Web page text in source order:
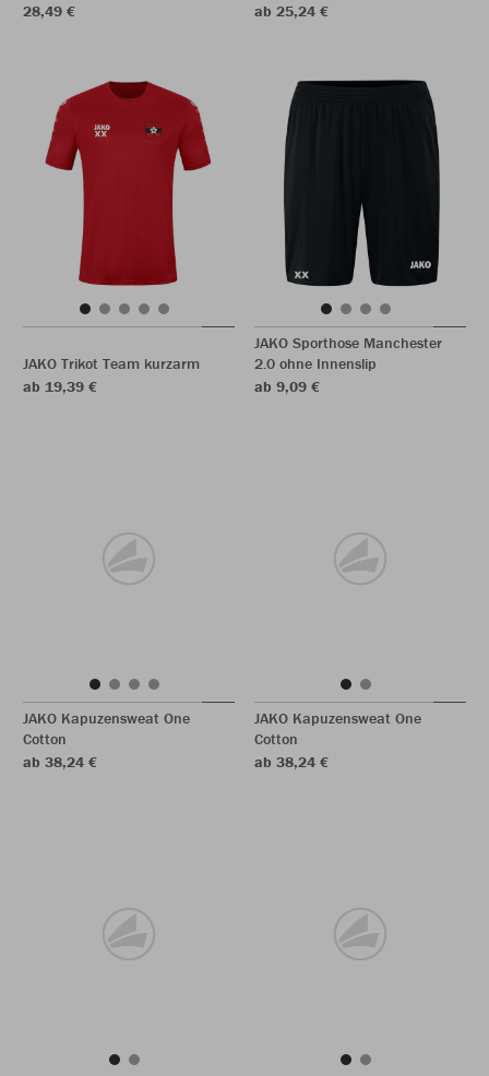
28,49 €
ab 25,24 €
JAKO Trikot Team kurzarm
ab 19,39 €
JAKO Sporthose Manchester
2.0 ohne Innenslip
ab 9,09 €
JAKO Kapuzensweat One
Cotton
ab 38,24 €
JAKO Kapuzensweat One
Cotton
ab 38,24 €